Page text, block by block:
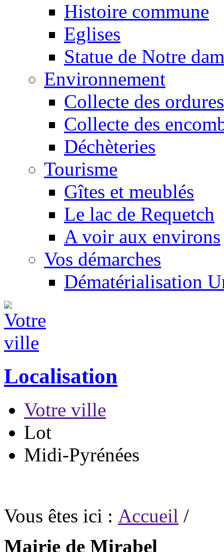
Histoire commune
Eglises
Statue de Notre
Environnement
Collecte des ordures
Collecte des
Déchèteries
Tourisme
Gîtes et meublés
Le lac de Requetch
A voir aux environs
Vos démarches
Dématérialisation
Localisation
Votre ville
Lot
Midi-Pyrénées
Vous êtes ici : Accueil /
Mairie de Mirabel